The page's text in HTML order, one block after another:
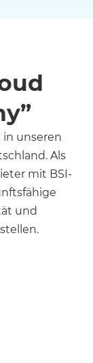
in unseren
Als
mit BSI-
und